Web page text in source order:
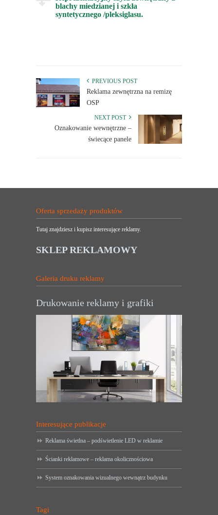
blachy miedzianej i szkła
syntetycznego /pleksiglasu.
PREVIOUS POST
Reklama zewnętrzna na remizę
OSP
NEXT POST
Oznakowanie wewnętrzne –
świecące panele
Oferta sprzedaży produktów
Tutaj znajdziesz i kupisz interesujące reklamy.
SKLEP REKLAMOWY
Galeria druku reklamy
Drukowanie reklamy i grafiki
Interesujące publikacje
Reklama świetlna – podświetlenie LED w reklamie
Ścianki reklamowe – reklama okolicznościowa
System oznakowania wizualnego wewnątrz budynku
Tagi